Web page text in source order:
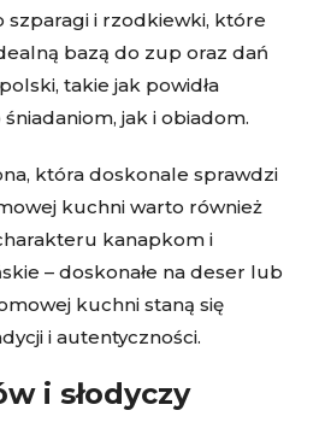
szparagi i rzodkiewki, które
bazą do zup oraz dań
takie jak powidła
jak i obiadom.
która doskonale sprawdzi
kuchni warto również
kanapkom i
– doskonałe na deser lub
kuchni staną się
i autentyczności.
i słodyczy